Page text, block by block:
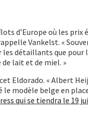
d’Europe où les prix
Vankelst. «
détaillants que pour
lait et de miel. »
Eldorado. « Albert
modèle belge en
qui se tiendra le 19